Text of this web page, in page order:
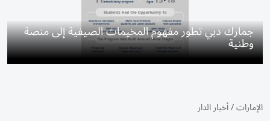
جمارك دبي تطور مفهوم المخيمات الصيفية إلى منصة
وطنية
الإمارات/أخبار الدار